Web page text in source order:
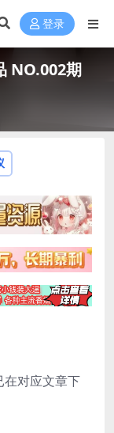
登录
NO.002期
在对应文章下